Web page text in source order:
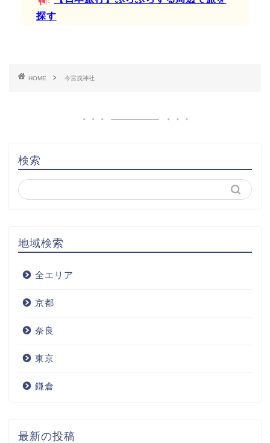
探す
HOME 今宮戎神社
検索
地域検索
全エリア
京都
奈良
東京
鎌倉
最新の投稿